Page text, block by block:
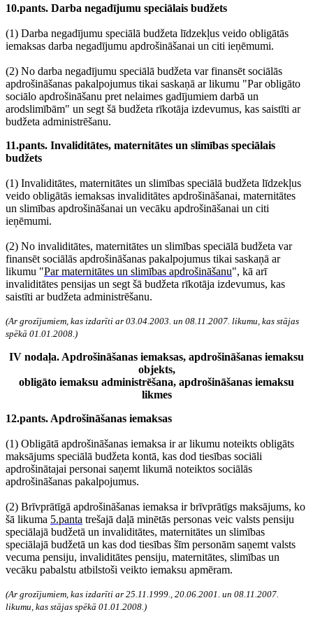
10.pants. Darba negadījumu speciālais budžets
(1) Darba negadījumu speciālā budžeta līdzekļus veido obligātās
iemaksas darba negadījumu apdrošināšanai un citi ieņēmumi.
(2) No darba negadījumu speciālā budžeta var finansēt sociālās
apdrošināšanas pakalpojumus tikai saskaņā ar likumu "Par obligāto
sociālo apdrošināšanu pret nelaimes gadījumiem darbā un
arodslimībām" un segt šā budžeta rīkotāja izdevumus, kas saistīti ar
budžeta administrēšanu.
11.pants. Invaliditātes, maternitātes un slimības speciālais
budžets
(1) Invaliditātes, maternitātes un slimības speciālā budžeta līdzekļus
veido obligātās iemaksas invaliditātes apdrošināšanai, maternitātes
un slimības apdrošināšanai un vecāku apdrošināšanai un citi
ieņēmumi.
(2) No invaliditātes, maternitātes un slimības speciālā budžeta var
finansēt sociālās apdrošināšanas pakalpojumus tikai saskaņā ar
likumu "Par maternitātes un slimības apdrošināšanu", kā arī
invaliditātes pensijas un segt šā budžeta rīkotāja izdevumus, kas
saistīti ar budžeta administrēšanu.
(Ar grozījumiem, kas izdarīti ar 03.04.2003. un 08.11.2007. likumu, kas stājas
spēkā 01.01.2008.)
IV nodaļa. Apdrošināšanas iemaksas, apdrošināšanas iemaksu
objekts,
obligāto iemaksu administrēšana, apdrošināšanas iemaksu
likmes
12.pants. Apdrošināšanas iemaksas
(1) Obligātā apdrošināšanas iemaksa ir ar likumu noteikts obligāts
maksājums speciālā budžeta kontā, kas dod tiesības sociāli
apdrošinātajai personai saņemt likumā noteiktos sociālās
apdrošināšanas pakalpojumus.
(2) Brīvprātīgā apdrošināšanas iemaksa ir brīvprātīgs maksājums, ko
šā likuma 5.panta trešajā daļā minētās personas veic valsts pensiju
speciālajā budžetā un invaliditātes, maternitātes un slimības
speciālajā budžetā un kas dod tiesības šīm personām saņemt valsts
vecuma pensiju, invaliditātes pensiju, maternitātes, slimības un
vecāku pabalstu atbilstoši veikto iemaksu apmēram.
(Ar grozījumiem, kas izdarīti ar 25.11.1999., 20.06.2001. un 08.11.2007.
likumu, kas stājas spēkā 01.01.2008.)